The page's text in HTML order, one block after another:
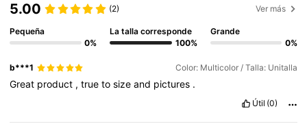
5.00 (2) Ver más
Pequeña
0%
La talla corresponde
100%
Grande
0%
b***1 Color: Multicolor / Talla: Unitalla
Great product ,truetosizeand pictures .
Útil (0)